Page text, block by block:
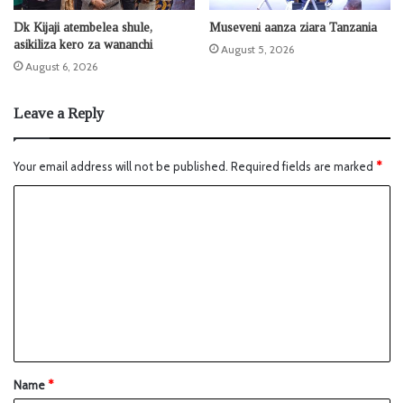
Dk Kijaji atembelea shule,
asikiliza kero za wananchi
August 6, 2026
Museveni aanza ziara Tanzania
August 5, 2026
Leave a Reply
Your email address will not be published. Required fields are marked *
Name*